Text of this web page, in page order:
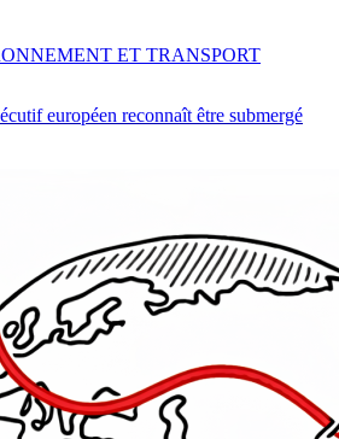
européen reconnaît être submergé
ET TRANSPORT